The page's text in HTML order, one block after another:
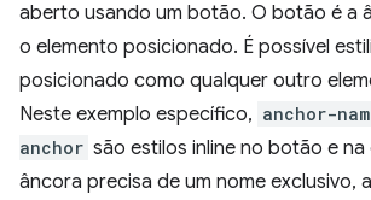
aberto usando um botão. O botão é a
o elemento posicionado. É possível
posicionado como qualquer outro
Neste exemplo específico, anchor-
anchor são estilos inline no botão e
âncora precisa de um nome exclusivo,